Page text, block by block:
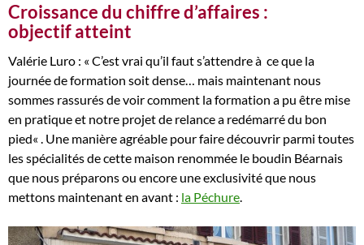
Croissance du chiffre d’affaires :
objectif atteint
Valérie Luro : « C’est vrai qu’il faut s’attendre à ce que la
journée de formation soit dense… mais maintenant nous
sommes rassurés de voir comment la formation a pu être mise
en pratique et notre projet de relance a redémarré du bon
pied« . Une manière agréable pour faire découvrir parmi toutes
les spécialités de cette maison renommée le boudin Béarnais
que nous préparons ou encore une exclusivité que nous
mettons maintenant en avant : la Péchure.